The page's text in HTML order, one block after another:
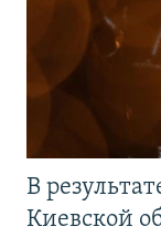
В
Киевской